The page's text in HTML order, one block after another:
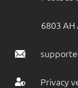
6803
Privacy